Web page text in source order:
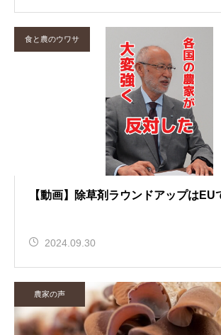
食と農のウワサ
【動画】除草剤ラウンドアップはEU
2024.09.30
農家の声